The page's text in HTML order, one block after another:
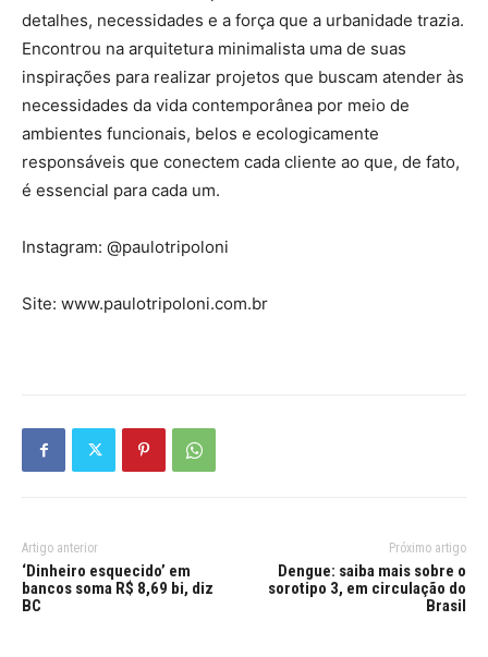
detalhes, necessidades e a força que a urbanidade trazia.
Encontrou na arquitetura minimalista uma de suas
inspirações para realizar projetos que buscam atender às
necessidades da vida contemporânea por meio de
ambientes funcionais, belos e ecologicamente
responsáveis que conectem cada cliente ao que, de fato,
é essencial para cada um.
Instagram: @paulotripoloni
Site: www.paulotripoloni.com.br
Artigo anterior
‘Dinheiro esquecido’ em
bancos soma R$ 8,69 bi, diz
BC
Próximo artigo
Dengue: saiba mais sobre o
sorotipo 3, em circulação do
Brasil